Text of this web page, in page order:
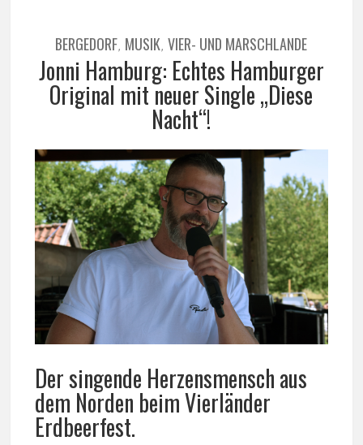
BERGEDORF, MUSIK,VIER- UND MARSCHLANDE
Jonni Hamburg: Echtes Hamburger
Original mit neuer Single „Diese
Nacht“!
Der singende Herzensmensch aus
dem Norden beim Vierländer
Erdbeerfest.